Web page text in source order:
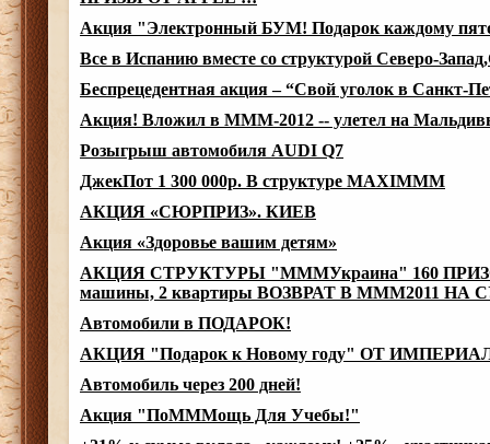
Акция "Электронный БУМ! Подарок каждому
Все в Испанию вместе со структурой Северо-
Беспрецедентная акция – “Свой уголок в Санкт-
Акция! Вложил в МММ-2012 -- улетел на
Розыгрыш автомобиля AUDI Q7
ДжекПот 1 300 000р. В структуре MAXIMMM
АКЦИЯ «СЮРПРИЗ». КИЕВ
Акция «Здоровье вашим детям»
АКЦИЯ СТРУКТУРЫ "МММУкраина" 160 ПРИЗОВ
машины, 2 квартиры ВОЗВРАТ В МММ2011 НА
Автомобили в ПОДАРОК!
АКЦИЯ "Подарок к Новому году" ОТ
Автомобиль через 200 дней!
Акция "ПоМММощь Для Учебы!"